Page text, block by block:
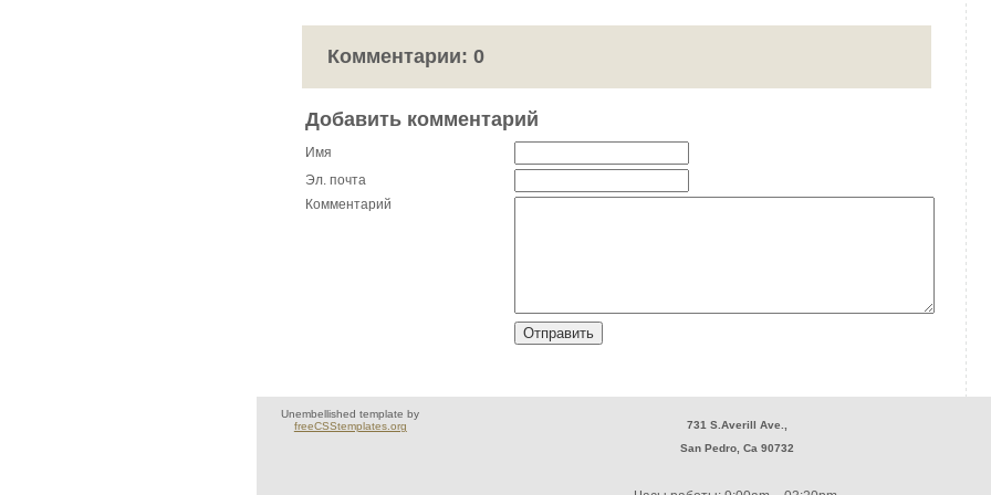
Комментарии: 0
Добавить комментарий
Имя
Эл. почта
Комментарий
Unembellished template by
freeCSStemplates.org
731 S.Averill Ave.,
San Pedro, Ca 90732